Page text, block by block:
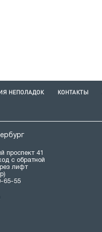
НЕПОЛАДОК КОНТАКТЫ
проспект 41
с обратной
лифт
65-55